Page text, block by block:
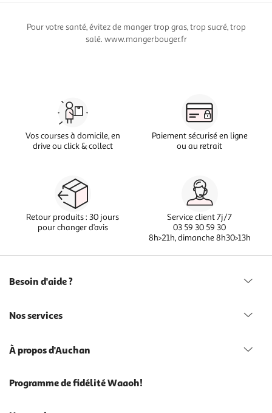
Pour votre santé, évitez de manger trop gras, trop sucré, trop
salé. www.mangerbouger.fr
Vos courses à domicile, en
drive ou click & collect
Paiement sécurisé en ligne
ou au retrait
Retour produits : 30 jours
pour changer d’avis
Service client 7j/7
03 59 30 59 30
8h>21h, dimanche 8h30>13h
Besoin d'aide ?
Nos services
À propos d'Auchan
Programme de fidélité Waaoh!